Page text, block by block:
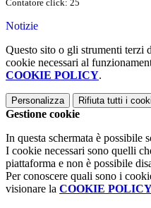
Contatore click: 25
Notizie
Questo sito o gli strumenti terzi
cookie necessari al
COOKIE POLICY.
Personalizza Rifiuta tutti i
Gestione cookie
In questa schermata è possibile
I cookie necessari sono quelli
piattaforma e non è possibile
Per conoscere quali sono i
visionare la COOKIE